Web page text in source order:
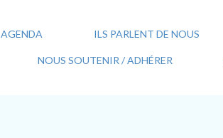
AGENDA ILS PARLENT DE NOUS
NOUS SOUTENIR / ADHÉRER